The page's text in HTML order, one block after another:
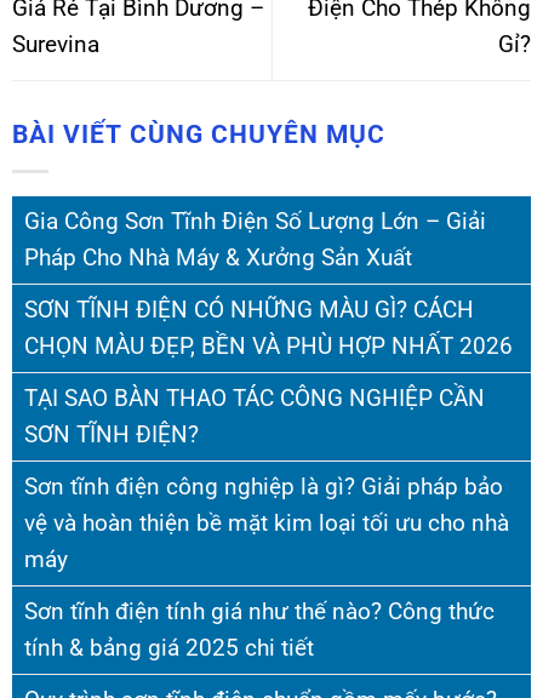
BÀI VIẾT CÙNG CHUYÊN MỤC
Gia Công Sơn Tĩnh Điện Số Lượng Lớn – Giải
Pháp Cho Nhà Máy & Xưởng Sản Xuất
SƠN TĨNH ĐIỆN CÓ NHỮNG MÀU GÌ? CÁCH
CHỌN MÀU ĐẸP, BỀN VÀ PHÙ HỢP NHẤT 2026
TẠI SAO BÀN THAO TÁC CÔNG NGHIỆP CẦN
SƠN TĨNH ĐIỆN?
Sơn tĩnh điện công nghiệp là gì? Giải pháp bảo
vệ và hoàn thiện bề mặt kim loại tối ưu cho nhà
máy
Sơn tĩnh điện tính giá như thế nào? Công thức
tính & bảng giá 2025 chi tiết
Giá Rẻ Tại Bình Dương –
Surevina
Điện Cho Thép Không
Gỉ?